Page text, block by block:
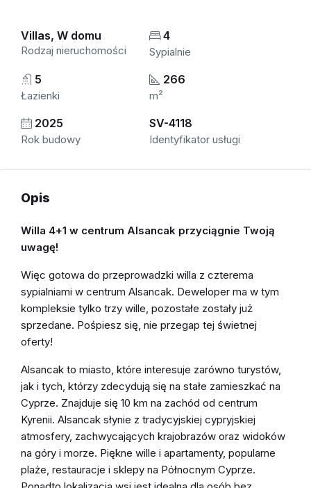
Villas, W domu
Rodzaj nieruchomości
4
Sypialnie
5
Łazienki
266
m²
2025
Rok budowy
SV-4118
Identyfikator usługi
Opis
Willa 4+1 w centrum Alsancak przyciągnie Twoją
uwagę!
Więc gotowa do przeprowadzki willa z czterema
sypialniami w centrum Alsancak. Deweloper ma w tym
kompleksie tylko trzy wille, pozostałe zostały już
sprzedane. Pośpiesz się, nie przegap tej świetnej
oferty!
Alsancak to miasto, które interesuje zarówno turystów,
jak i tych, którzy zdecydują się na stałe zamieszkać na
Cyprze. Znajduje się 10 km na zachód od centrum
Kyrenii. Alsancak słynie z tradycyjskiej cypryjskiej
atmosfery, zachwycających krajobrazów oraz widoków
na góry i morze. Piękne wille i apartamenty, popularne
plaże, restauracje i sklepy na Północnym Cyprze.